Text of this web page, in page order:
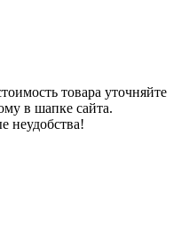
товара уточняйте
в шапке сайта.
неудобства!